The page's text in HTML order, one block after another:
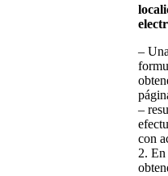
–
–
con
2.